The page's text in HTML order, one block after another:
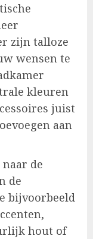
zijn talloze
wensen te
kleuren
juist
aan
de
de
bijvoorbeeld
hout of